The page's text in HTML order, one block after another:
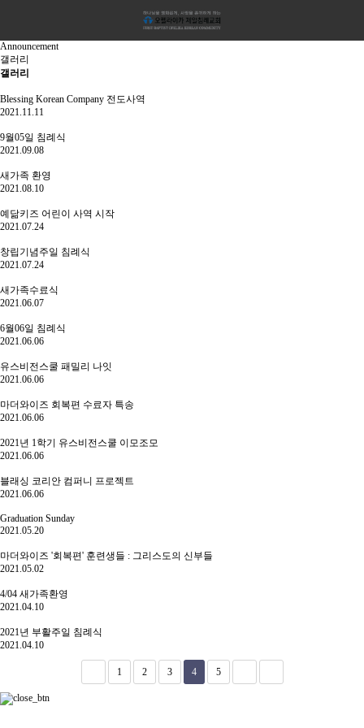
Announcement
갤러리
갤러리
Blessing Korean Company 전도사역
2021.11.11
9월05일 침례식
2021.09.08
새가족 환영
2021.08.10
예닮키즈 어린이 사역 시작
2021.07.24
창립기념주일 침례식
2021.07.24
새가족수료식
2021.06.07
6월06일 침례식
2021.06.06
유스비전스쿨 패밀리 나잇
2021.06.06
마더와이즈 회복편 수료자 특송
2021.06.06
2021년 1학기 유스비전스쿨 이모조모
2021.06.06
블래싱 코리안 컴퍼니 프로젝트
2021.06.06
Graduation Sunday
2021.05.20
마더와이즈 '회복편' 훈련생들 : 그리스도의 신부들
2021.05.02
4/04 새가족환영
2021.04.10
2021년 부활주일 침례식
2021.04.10
1 2 3 4 5